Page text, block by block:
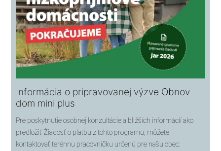
Informácia o pripravovanej výzve Obnov
dom mini plus
Pre poskytnutie osobnej konzultácie a bližších informácií ako
predložiť Žiadosť o platbu z tohto programu, môžete
kontaktovať terénnu pracovníčku určenú pre našu obec: